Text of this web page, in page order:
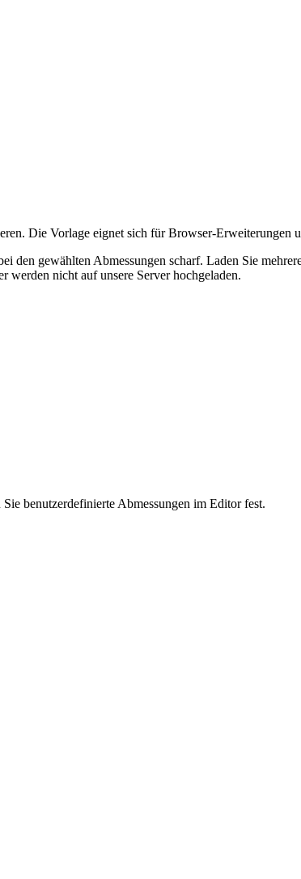
Die Vorlage eignet sich für Browser-Erweiterungen
den gewählten Abmessungen scharf. Laden Sie
nicht auf unsere Server hochgeladen.
benutzerdefinierte Abmessungen im Editor fest.